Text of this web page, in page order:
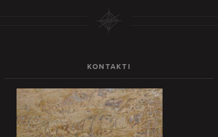
KONTAKTI